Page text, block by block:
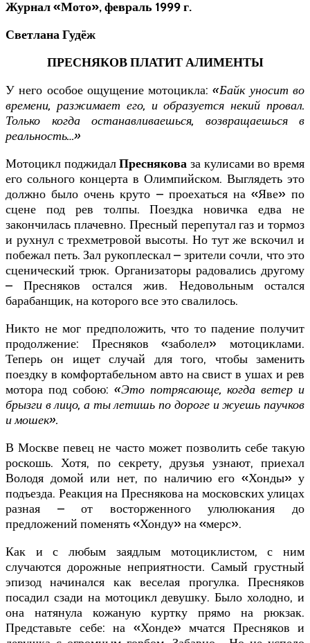
Журнал «Мото», февраль 1999 г.
Светлана Гудёж
ПРЕСНЯКОВ ПЛАТИТ АЛИМЕНТЫ
У него особое ощущение мотоцикла:«Байк уносит во
времени, разжимает его, и образуется некий провал.
Только когда останавливаешься, возвращаешься в
реальность…»
Мотоцикл поджидалПреснякова за кулисами во время
его сольного концерта в Олимпийском. Выглядеть это
должно было очень круто – проехаться на «Яве» по
сцене под рев толпы. Поездка новичка едва не
закончилась плачевно. Пресный перепутал газ и тормоз
и рухнул с трехметровой высоты. Но тут же вскочил и
побежал петь. Зал рукоплескал – зрители сочли, что это
сценический трюк. Организаторы радовались другому
– Пресняков остался жив. Недовольным остался
барабанщик, на которого все это свалилось.
Никто не мог предположить, что то падение получит
продолжение: Пресняков «заболел» мотоциклами.
Теперь он ищет случай для того, чтобы заменить
поездку в комфортабельном авто на свист в ушах и рев
мотора под собою: «Это потрясающе, когда ветер и
брызги в лицо, а ты летишь по дороге и жуешь паучков
и мошек».
В Москве певец не часто может позволить себе такую
роскошь. Хотя, по секрету, друзья узнают, приехал
Володя домой или нет, по наличию его «Хонды» у
подъезда. Реакция на Преснякова на московских улицах
разная – от восторженного улюлюкания до
предложений поменять «Хонду» на «мерс».
Как и с любым заядлым мотоциклистом, с ним
случаются дорожные неприятности. Самый грустный
эпизод начинался как веселая прогулка. Пресняков
посадил сзади на мотоцикл девушку. Было холодно, и
она натянула кожаную куртку прямо на рюкзак.
Представьте себе: на «Хонде» мчатся Пресняков и